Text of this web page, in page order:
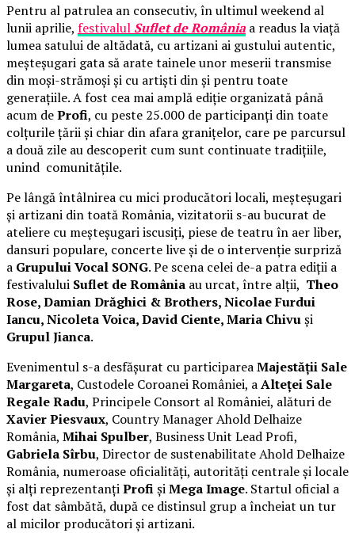
Pentru al patrulea an consecutiv, în ultimul weekend al
lunii aprilie, festivalul Suflet de România a readus la viață
lumea satului de altădată, cu artizani ai gustului autentic,
meșteșugari gata să arate tainele unor meserii transmise
din moși-strămoși și cu artiști din și pentru toate
generațiile. A fost cea mai amplă ediție organizată până
acum deProfi, cu peste 25.000 de participanți din toate
colțurile țării și chiar din afara granițelor, care pe parcursul
a două zile au descoperit cum sunt continuate tradițiile,
unind comunitățile.
Pe lângă întâlnirea cu mici producători locali, meșteșugari
și artizani din toată România, vizitatorii s-au bucurat de
ateliere cu meșteșugari iscusiți, piese de teatru în aer liber,
dansuri populare, concerte live și de o intervenție surpriză
a Grupului Vocal SONG. Pe scena celei de-a patra ediții a
festivalului Suflet de România au urcat, între alții, Theo
Rose, Damian Drăghici & Brothers, Nicolae Furdui
Iancu, Nicoleta Voica, David Ciente, Maria Chivuși
Grupul Jianca.
Evenimentul s-a desfășurat cu participareaMajestății Sale
Margareta, Custodele Coroanei României, aAlteței Sale
Regale Radu, Principele Consort al României, alături de
Xavier Piesvaux, Country Manager Ahold Delhaize
România, Mihai Spulber, Business Unit Lead Profi,
Gabriela Sîrbu, Director de sustenabilitate Ahold Delhaize
România, numeroase oficialități, autorități centrale și locale
și alți reprezentanțiProfișiMega Image. Startul oficial a
fost dat sâmbătă, după ce distinsul grup a încheiat un tur
al micilor producători și artizani.